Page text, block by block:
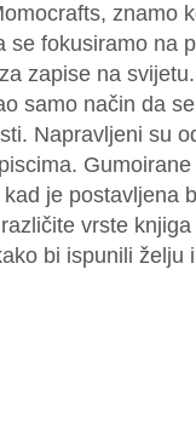
znamo
se fokusiramo na
zapise na svijetu.
samo način da
Napravljeni su
je postavljena
vrste
bi ispunili želju